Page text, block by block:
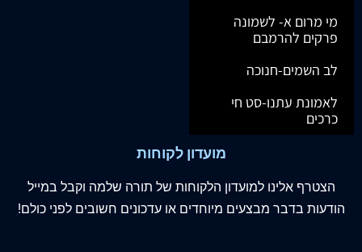
מי מרום א- לשמונה
פרקים להרמבם
לב השמים-חנוכה
לאמונת עתנו-סט חי
כרכים
מועדון לקוחות
הצטרף אלינו למועדון הלקוחות של תורה שלמה וקבל במייל
הודעות בדבר מבצעים מיוחדים או עדכונים חשובים לפני כולם!